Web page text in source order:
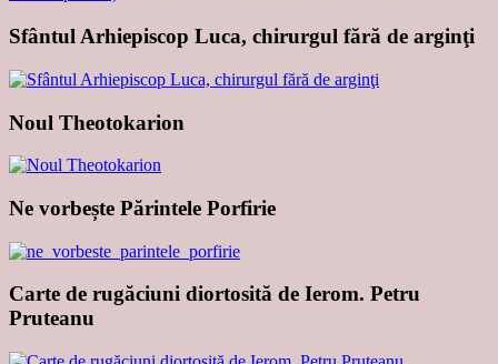
Sfântul Arhiepiscop Luca, chirurgul fără de arginţi
Noul Theotokarion
Ne vorbește Părintele Porfirie
Carte de rugăciuni diortosită de Ierom. Petru
Pruteanu